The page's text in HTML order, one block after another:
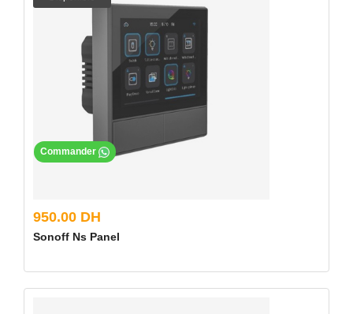
950.00 DH
Sonoff Ns Panel
Commander